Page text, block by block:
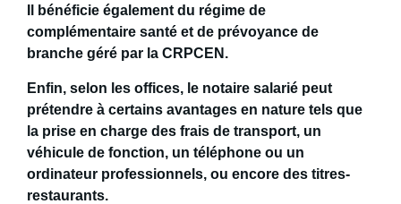
Il bénéficie également du régime de
complémentaire santé et de prévoyance de
branche géré par la CRPCEN .
Enfin, selon les offices, le notaire salarié peut
prétendre à certains avantages en nature tels que
la prise en charge des frais de transport, un
véhicule de fonction, un téléphone ou un
ordinateur professionnels, ou encore des titres-
restaurants.